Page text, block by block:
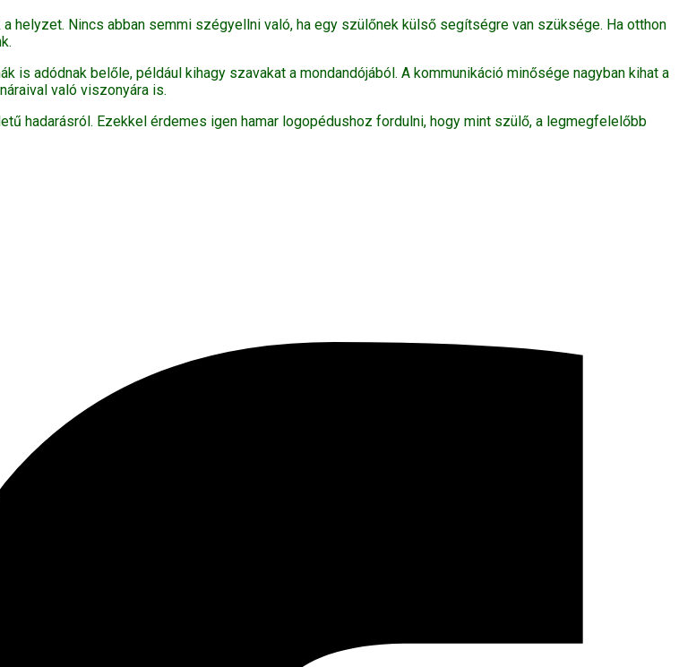
helyzet. Nincs abban semmi szégyellni való, ha egy szülőnek külső segítségre van szüksége. Ha otthon
adódnak belőle, például kihagy szavakat a mondandójából. A kommunikáció minősége nagyban kihat a
való viszonyára is.
hadarásról. Ezekkel érdemes igen hamar logopédushoz fordulni, hogy mint szülő, a legmegfelelőbb